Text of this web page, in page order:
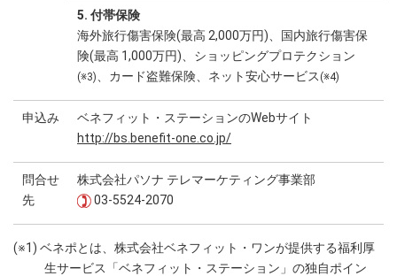
5. 付帯保険
海外旅行傷害保険(最高 2,000万円)、国内旅行傷害保
険(最高 1,000万円)、ショッピングプロテクション
(※3) 、カード盗難保険、ネット安心サービス (※4)
申込み
ベネフィット・ステーションのWebサイト
http://bs.benefit-one.co.jp/
問合せ
先
株式会社パソナ テレマーケティング事業部
03-5524-2070
(※1) ベネポとは、株式会社ベネフィット・ワンが提供する福利厚
生サービス「ベネフィット・ステーション」の独自ポイン